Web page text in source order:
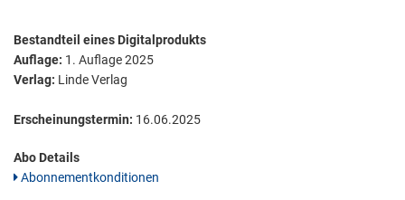
Bestandteil eines Digitalprodukts
Auflage: 1. Auflage 2025
Verlag: Linde Verlag
Erscheinungstermin: 16.06.2025
Abo Details
Abonnementkonditionen